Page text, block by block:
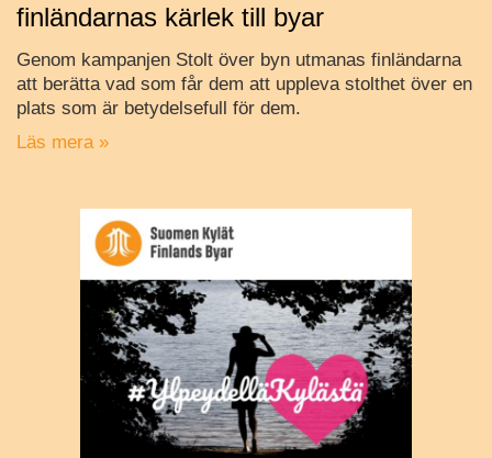
finländarnas kärlek till byar
Genom kampanjen Stolt över byn utmanas finländarna
att berätta vad som får dem att uppleva stolthet över en
plats som är betydelsefull för dem.
Läs mera »